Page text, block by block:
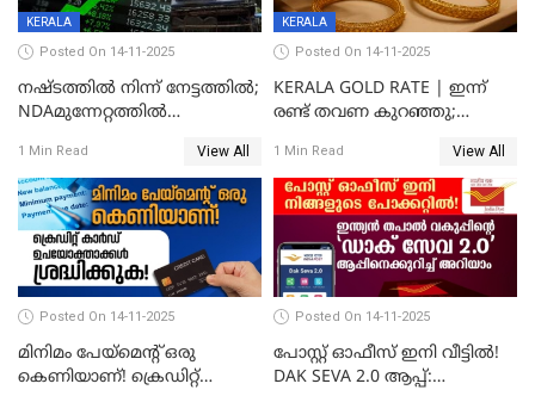
KERALA
Posted On 14-11-2025
നഷ്ടത്തിൽ നിന്ന് നേട്ടത്തിൽ;
NDAമുന്നേറ്റത്തിൽ
1 Min Read View All
KERALA
Posted On 14-11-2025
KERALA GOLD RATE | ഇന്ന്
രണ്ട് തവണ കുറഞ്ഞു;
1 Min Read View All
Posted On 14-11-2025
മിനിമം പേയ്മെന്റ് ഒരു
കെണിയാണ്! ക്രെഡിറ്റ്
Posted On 14-11-2025
പോസ്റ്റ് ഓഫീസ് ഇനി വീട്ടിൽ!
DAK SEVA 2.0 ആപ്പ്: